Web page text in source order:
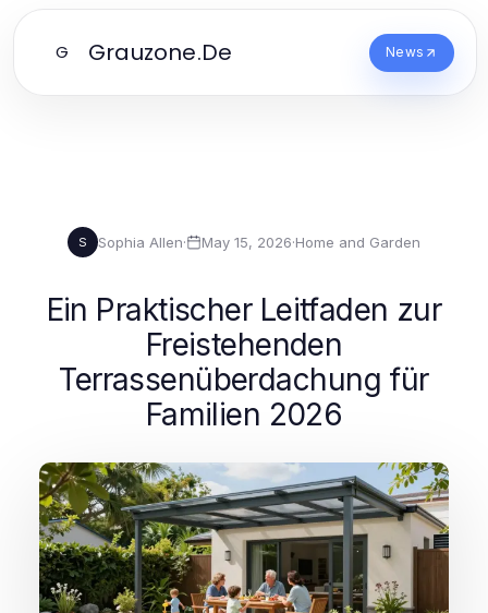
G Grauzone.De News
S Sophia Allen· May 15, 2026·Home and Garden
Ein Praktischer Leitfaden zur
Freistehenden
Terrassenüberdachung für
Familien 2026